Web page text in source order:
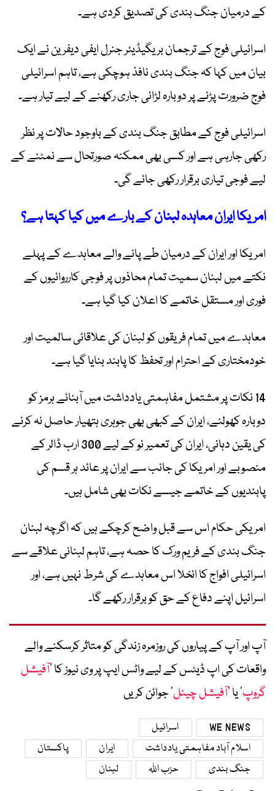
کے درمیان جنگ بندی کی تصدیق کردی ہے۔
اسرائیلی فوج کے ترجمان بریگیڈیئر جنرل ایفی دیفرین نے ایک
بیان میں کہا کہ جنگ بندی نافذ ہوچکی ہے، تاہم اسرائیلی
فوج ضرورت پڑنے پر دوبارہ لڑائی جاری رکھنے کے لیے تیار ہے۔
اسرائیلی فوج کے مطابق جنگ بندی کے باوجود حالات پر نظر
رکھی جارہی ہے اور کسی بھی ممکنہ صورتحال سے نمٹنے کے
لیے فوجی تیاری برقرار رکھی جائے گی۔
امریکا ایران معاہدہ لبنان کے بارے میں کیا کہتا ہے؟
امریکا اور ایران کے درمیان طے پانے والے معاہدے کے پہلے
نکتے میں لبنان سمیت تمام محاذوں پر فوجی کارروائیوں کے
فوری اور مستقل خاتمے کا اعلان کیا گیا ہے۔
معاہدے میں تمام فریقوں کو لبنان کی علاقائی سالمیت اور
خودمختاری کے احترام اور تحفظ کا پابند بنایا گیا ہے۔
14 نکات پر مشتمل مفاہمتی یادداشت میں آبنائے ہرمز کو
دوبارہ کھولنے، ایران کے کبھی بھی جوہری ہتھیار حاصل نہ کرنے
کی یقین دہانی، ایران کی تعمیر نو کے لیے 300 ارب ڈالر کے
منصوبے اور امریکا کی جانب سے ایران پر عائد ہر قسم کی
پابندیوں کے خاتمے جیسے نکات بھی شامل ہیں۔
امریکی حکام اس سے قبل واضح کرچکے ہیں کہ اگرچہ لبنان
جنگ بندی کے فریم ورک کا حصہ ہے، تاہم لبنانی علاقے سے
اسرائیلی افواج کا انخلا اس معاہدے کی شرط نہیں ہے، اور
اسرائیل اپنے دفاع کے حق کو برقرار رکھے گا۔
آپ اور آپ کے پیاروں کی روزمرہ زندگی کو متاثر کرسکنے والے
واقعات کی اپ ڈیٹس کے لیے واٹس ایپ پر وی نیوز کا ’آفیشل
گروپ‘ یا ’آفیشل چینل‘ جوائن کریں
WE NEWS
اسرائیل
اسلام آباد مفاہمتی یادداشت
ایران
پاکستان
جنگ بندی
حزب اللہ لبنان